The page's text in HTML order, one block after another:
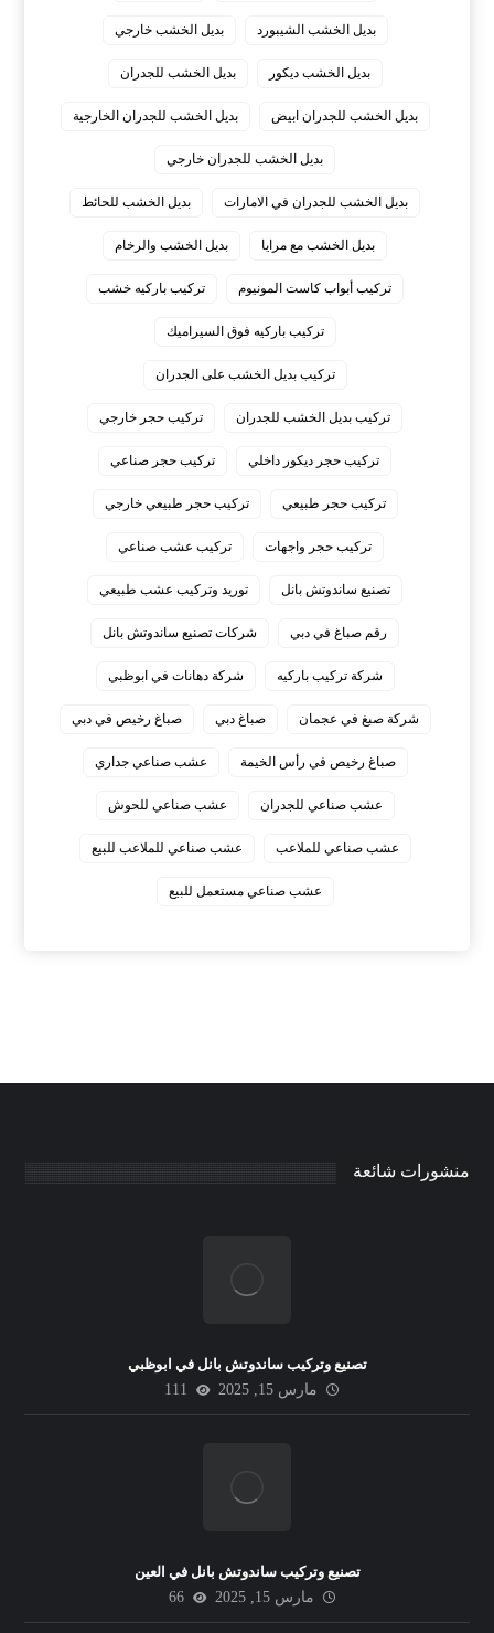
بديل الخشب الشيبورد بديل الخشب خارجي
بديل الخشب ديكور بديل الخشب للجدران
بديل الخشب للجدران ابيض بديل الخشب للجدران الخارجية
بديل الخشب للجدران خارجي
بديل الخشب للجدران في الامارات بديل الخشب للحائط
بديل الخشب مع مرايا بديل الخشب والرخام
تركيب أبواب كاست المونيوم تركيب باركيه خشب
تركيب باركيه فوق السيراميك
تركيب بديل الخشب على الجدران
تركيب بديل الخشب للجدران تركيب حجر خارجي
تركيب حجر ديكور داخلي تركيب حجر صناعي
تركيب حجر طبيعي تركيب حجر طبيعي خارجي
تركيب حجر واجهات تركيب عشب صناعي
تصنيع ساندوتش بانل توريد وتركيب عشب طبيعي
رقم صباغ في دبي شركات تصنيع ساندوتش بانل
شركة تركيب باركيه شركة دهانات في ابوظبي
شركة صبغ في عجمان صباغ دبي صباغ رخيص في دبي
صباغ رخيص في رأس الخيمة عشب صناعي جداري
عشب صناعي للجدران عشب صناعي للحوش
عشب صناعي للملاعب عشب صناعي للملاعب للبيع
عشب صناعي مستعمل للبيع
منشورات شائعة
تصنيع وتركيب ساندوتش بانل في ابوظبي
مارس 15, 2025
111
تصنيع وتركيب ساندوتش بانل في العين
مارس 15, 2025
66